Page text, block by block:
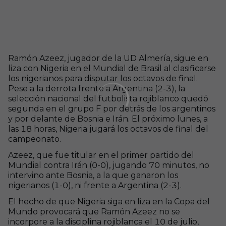
Ramón Azeez, jugador de la UD Almería, sigue en
liza con Nigeria en el Mundial de Brasil al clasificarse
los nigerianos para disputar los octavos de final.
Pese a la derrota frente a Argentina (2-3), la
selección nacional del futbolista rojiblanco quedó
segunda en el grupo F por detrás de los argentinos
y por delante de Bosnia e Irán. El próximo lunes, a
las 18 horas, Nigeria jugará los octavos de final del
campeonato.
Azeez, que fue titular en el primer partido del
Mundial contra Irán (0-0), jugando 70 minutos, no
intervino ante Bosnia, a la que ganaron los
nigerianos (1-0), ni frente a Argentina (2-3).
El hecho de que Nigeria siga en liza en la Copa del
Mundo provocará que Ramón Azeez no se
incorpore a la disciplina rojiblanca el 10 de julio,